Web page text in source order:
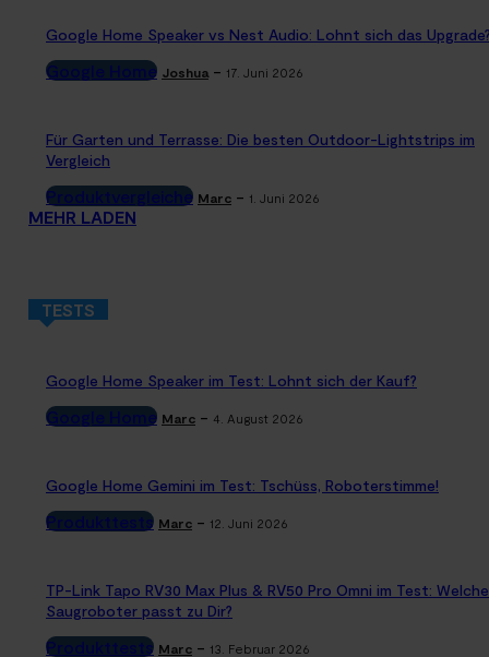
Google Home Speaker vs Nest Audio: Lohnt sich das
Google Home Joshua - 17. Juni 2026
Für Garten und Terrasse: Die besten Outdoor-Lightstrips im
Vergleich
Produktvergleiche Marc - 1. Juni 2026
MEHR LADEN
TESTS
Google Home Speaker im Test: Lohnt sich der Kauf?
Google Home Marc - 4. August 2026
Google Home Gemini im Test: Tschüss, Roboterstimme!
Produkttests Marc - 12. Juni 2026
TP-Link Tapo RV30 Max Plus & RV50 Pro Omni im Test:
Saugroboter passt zu Dir?
Produkttests Marc - 13. Februar 2026